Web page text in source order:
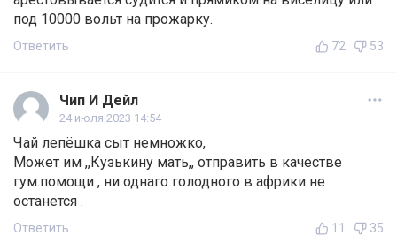
под 10000 вольт на прожарку.
Ответить 72 53
Чип И Дейл
24 июля 2023 14:54
Чай лепёшка сыт немножко,
Может им ,,Кузькину мать,, отправить в качестве
гум.помощи , ни однаго голодного в африки не
останется .
Ответить 11 35